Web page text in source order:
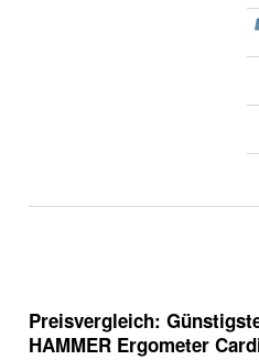
Preisvergleich:
HAMMER Ergometer